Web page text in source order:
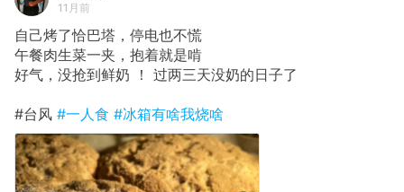
11月前
自己烤了恰巴塔，停电也不慌
午餐肉生菜一夹，抱着就是啃
好气，没抢到鲜奶 ！ 过两三天没奶的日子了
#台风 #一人食 #冰箱有啥我烧啥